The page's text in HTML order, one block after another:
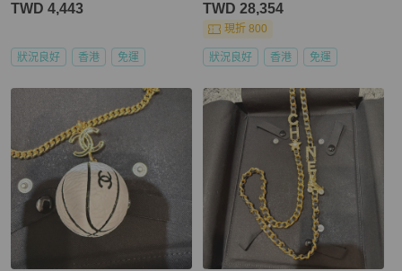
TWD 4,443
狀況良好 香港 免運
TWD 28,354
現折 800
狀況良好 香港 免運